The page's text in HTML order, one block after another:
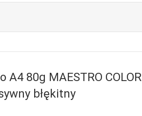
A4 80g MAESTRO COLOR
błękitny